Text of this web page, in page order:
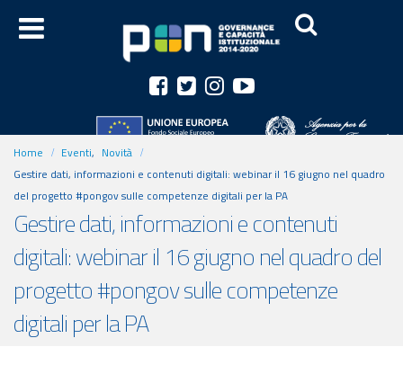
Home Eventi, Novità
Gestire dati, informazioni e contenuti digitali: webinar il 16 giugno nel quadro
del progetto #pongov sulle competenze digitali per la PA
Gestire dati, informazioni e contenuti
digitali: webinar il 16 giugno nel quadro del
progetto #pongov sulle competenze
digitali per la PA